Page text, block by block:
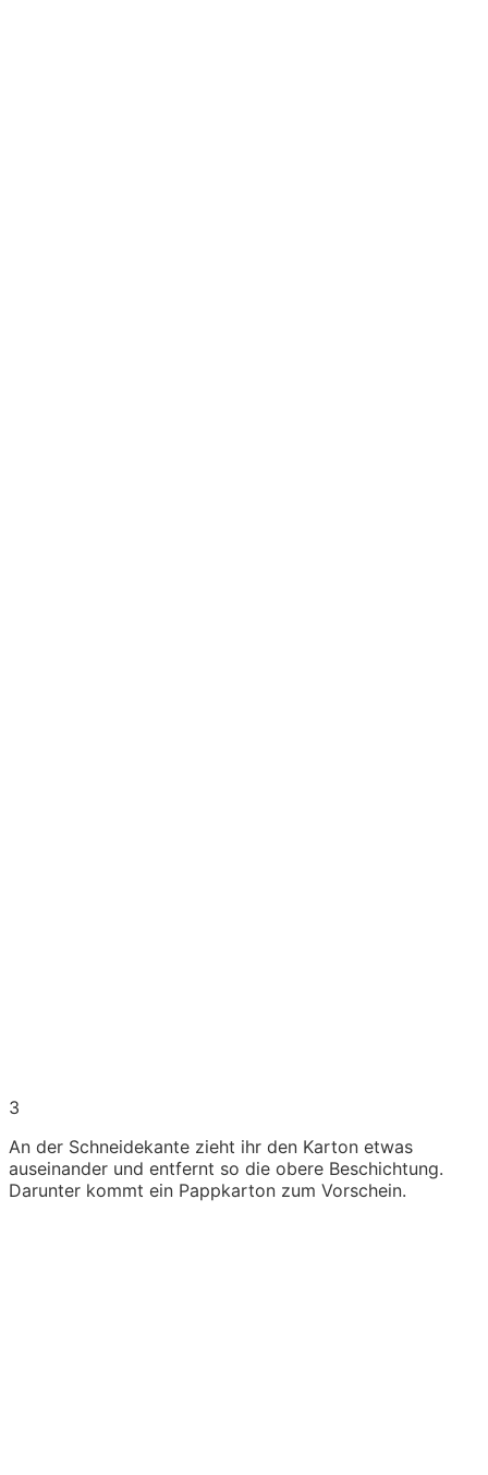
3
An der Schneidekante zieht ihr den Karton etwas
auseinander und entfernt so die obere Beschichtung.
Darunter kommt ein Pappkarton zum Vorschein.